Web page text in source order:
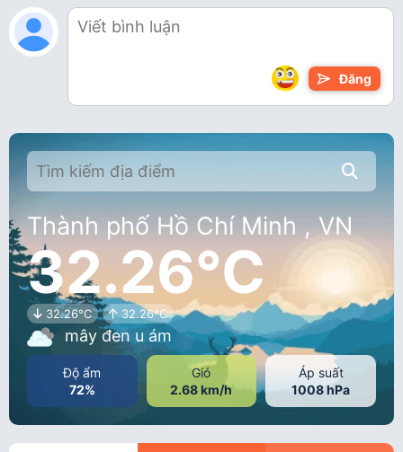
Đăng
Thành phố Hồ Chí Minh , VN
32.26°C
32.26°C 32.26°C
mây đen u ám
Độ ẩm
72%
Gió
2.68 km/h
Áp suất
1008 hPa